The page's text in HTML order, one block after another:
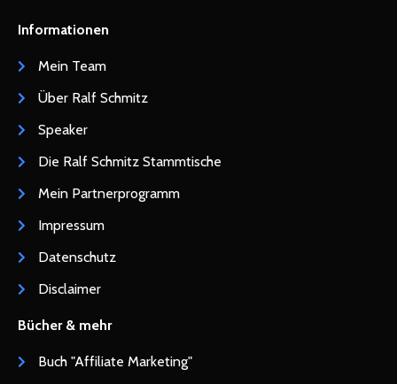
Informationen
Mein Team
Über Ralf Schmitz
Speaker
Die Ralf Schmitz Stammtische
Mein Partnerprogramm
Impressum
Datenschutz
Disclaimer
Bücher & mehr
Buch "Affiliate Marketing"